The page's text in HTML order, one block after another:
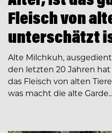
Fleisch von
unterschätzt
Alte Milchkuh,
den letzten 20 Jahren
das Fleisch von alten
was macht die alte